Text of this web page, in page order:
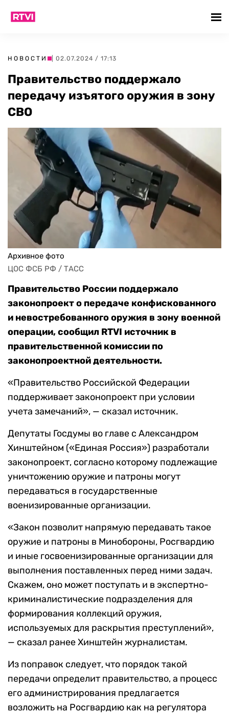
НОВОСТИ | 02.07.2024 / 17:13
Правительство поддержало
передачу изъятого оружия в зону
СВО
Архивное фото
ЦОС ФСБ РФ / ТАСС
Правительство России поддержало
законопроект о передаче конфискованного
и невостребованного оружия в зону военной
операции, сообщил RTVI источник в
правительственной комиссии по
законопроектной деятельности.
«Правительство Российской Федерации
поддерживает законопроект при условии
учета замечаний», — сказал источник.
Депутаты Госдумы во главе с Александром
Хинштейном («Единая Россия») разработали
законопроект, согласно которому подлежащие
уничтожению оружие и патроны могут
передаваться в государственные
военизированные организации.
«Закон позволит напрямую передавать такое
оружие и патроны в Минобороны, Росгвардию
и иные госвоенизированные организации для
выполнения поставленных перед ними задач.
Скажем, оно может поступать и в экспертно-
криминалистические подразделения для
формирования коллекций оружия,
используемых для раскрытия преступлений»,
— сказал ранее Хинштейн журналистам.
Из поправок следует, что порядок такой
передачи определит правительство, а процесс
его администрирования предлагается
возложить на Росгвардию как на регулятора